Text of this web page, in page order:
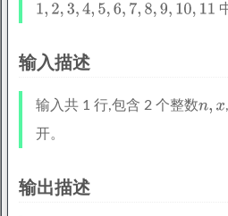
输入描述
输入共 1 行,包含 2 个整数
开。
输出描述